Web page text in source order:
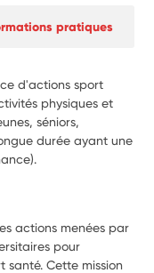
pratiques
d'actions sport
physiques et
séniors,
durée ayant une
actions menées par
pour
santé. Cette mission